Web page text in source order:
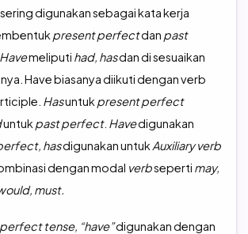
digunakan sebagai kata kerja
present perfectdan past
Havemeliputi had, hasdan di sesuaikan
nya. Have biasanya diikuti dengan verb
Hasuntuk present perfect
untuk past perfect. Havedigunakan
hasdigunakan untuk Auxiliary verb
dengan modal verbseperti may,
must.
tense, “have”digunakan dengan